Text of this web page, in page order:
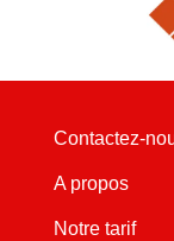
Contactez-
A propos
Notre tarif